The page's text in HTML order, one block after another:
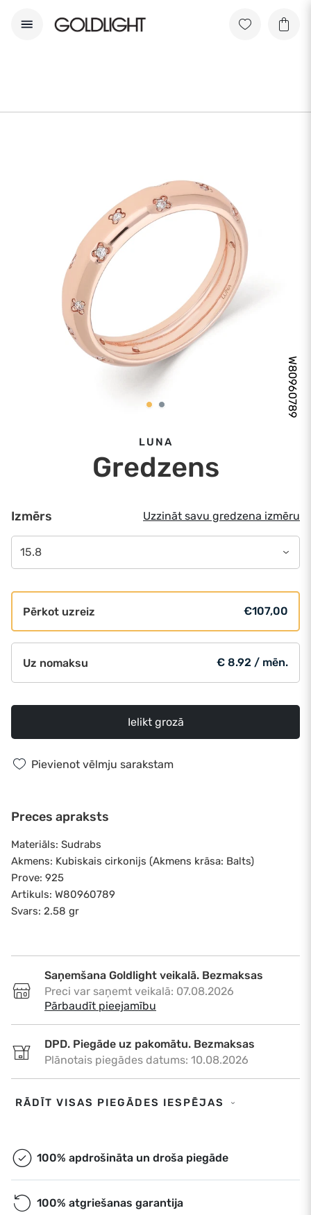
W80960789
LUNA
Gredzens
Izmērs Uzzināt savu gredzena izmēru
15.8
Pērkot uzreiz €107,00
Uz nomaksu € 8.92 / mēn.
Ielikt grozā
Pievienot vēlmju sarakstam
Preces apraksts
Materiāls: Sudrabs
Akmens: Kubiskais cirkonijs (Akmens krāsa: Balts)
Prove: 925
Artikuls: W80960789
Svars: 2.58 gr
Saņemšana Goldlight veikalā. Bezmaksas
Preci var saņemt veikalā: 07.08.2026
•
Pārbaudīt pieejamību
DPD. Piegāde uz pakomātu. Bezmaksas
Plānotais piegādes datums: 10.08.2026
DPD. Piegāde uz adresi. €6,50
Omniva. Piegāde uz pakomātu. Bezmaksas
Plānotais piegādes datums: 10.08.2026
Ekspress piegāde. €9,00
RĀDĪT VISAS PIEGĀDES IESPĒJAS
100% apdrošināta un droša piegāde
100% atgriešanas garantija